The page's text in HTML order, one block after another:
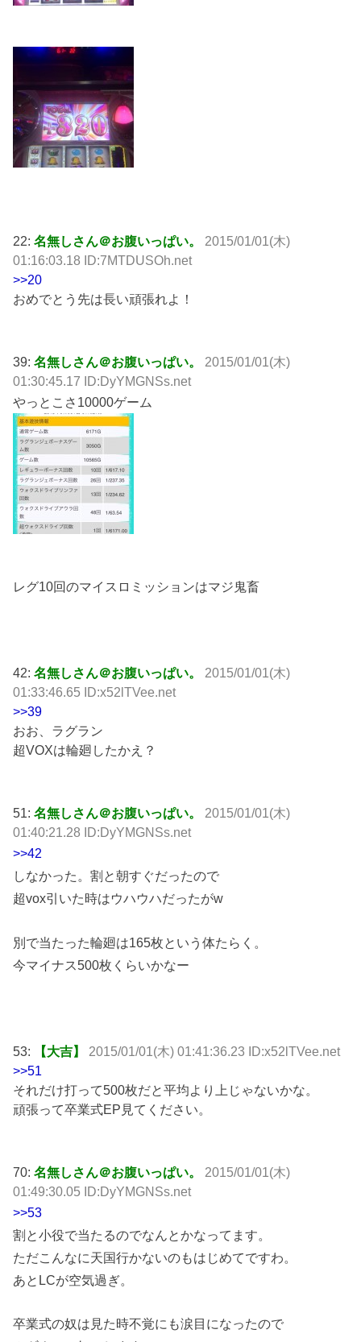
22:名無しさん＠お腹いっぱい。
2015/01/01(木)
01:16:03.18 ID:7MTDUSOh.net
>>20
おめでとう先は長い頑張れよ！
39:名無しさん＠お腹いっぱい。
2015/01/01(木)
01:30:45.17 ID:DyYMGNSs.net
やっとこさ10000ゲーム
レグ10回のマイスロミッションはマジ鬼畜
42:名無しさん＠お腹いっぱい。
2015/01/01(木)
01:33:46.65 ID:x52lTVee.net
>>39
おお、ラグラン
超VOXは輪廻したかえ？
51:名無しさん＠お腹いっぱい。
2015/01/01(木)
01:40:21.28 ID:DyYMGNSs.net
>>42
しなかった。割と朝すぐだったので
超vox引いた時はウハウハだったがw
別で当たった輪廻は165枚という体たらく。
今マイナス500枚くらいかなー
53: 【大吉】 2015/01/01(木) 01:41:36.23 ID:x52lTVee.net
>>51
それだけ打って500枚だと平均より上じゃないかな。
頑張って卒業式EP見てください。
70:名無しさん＠お腹いっぱい。
2015/01/01(木)
01:49:30.05 ID:DyYMGNSs.net
>>53
割と小役で当たるのでなんとかなってます。
ただこんなに天国行かないのもはじめてですわ。
あとLCが空気過ぎ。
卒業式の奴は見た時不覚にも涙目になったので